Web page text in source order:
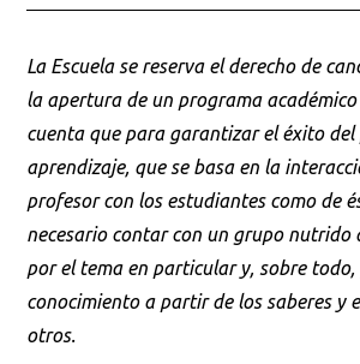
La Escuela se reserva el derecho de
la apertura de un programa
cuenta que para garantizar el éxito del
aprendizaje, que se basa en la
profesor con los estudiantes como de
necesario contar con un grupo nutrido
por el tema en particular y, sobre
conocimiento a partir de los saberes y
otros.